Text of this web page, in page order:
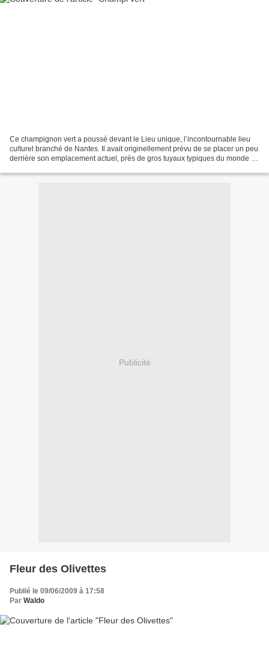
Ce champignon vert a poussé devant le Lieu unique, l’incontournable lieu
culturel branché de Nantes. Il avait originellement prévu de se placer un peu
derrière son emplacement actuel, près de gros tuyaux typiques du monde de
Publicité
Fleur des Olivettes
Publié le 09/06/2009 à 17:58
Par Waldo